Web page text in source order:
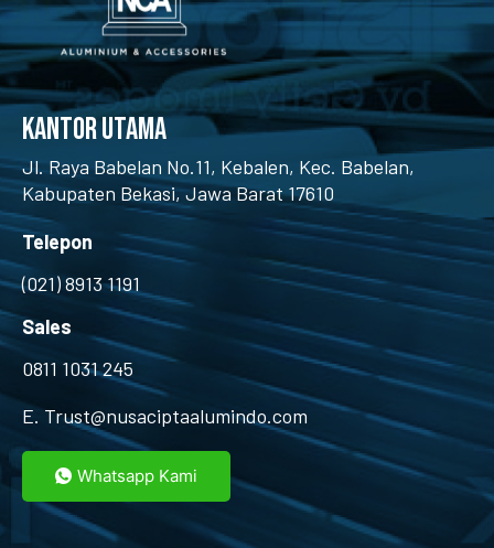
kantor utama
Jl. Raya Babelan No.11, Kebalen, Kec. Babelan,
Kabupaten Bekasi, Jawa Barat 17610
Telepon
(021)8913 1191
Sales
0811 1031 245
E. Trust@nusaciptaalumindo.com
Whatsapp Kami